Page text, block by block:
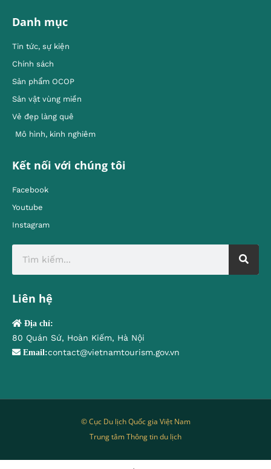
Danh mục
Tin tức, sự kiện
Chính sách
Sản phẩm OCOP
Sản vật vùng miền
Vẻ đẹp làng quê
Mô hình, kinh nghiêm
Kết nối với chúng tôi
Facebook
Youtube
Instagram
Liên hệ
Địa chỉ:
80 Quán Sứ, Hoàn Kiếm, Hà Nội
Email:contact@vietnamtourism.gov.vn
© Cục Du lịch Quốc gia Việt Nam
Trung tâm Thông tin du lịch